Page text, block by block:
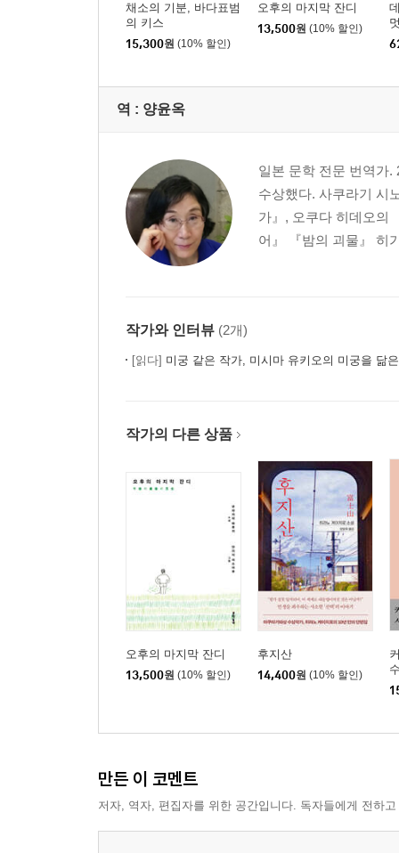
채소의 기분, 바다표범
의 키스
15,300원 (10% 할인)
오후의 마지막 잔디
13,500원 (10% 할인)
역 : 양윤옥
일본 문학 전문 번역가.
수상했다. 사쿠라기 시
가』, 오쿠다 히데오의
어』 『밤의 괴물』 히
작가와 인터뷰 (2개)
[읽다] 미궁 같은 작가, 미시마 유키오의 미궁을 닮
작가의 다른 상품
오후의 마지막 잔디
13,500원 (10% 할인)
후지산
14,400원 (10% 할인)
만든 이 코멘트
저자, 역자, 편집자를 위한 공간입니다. 독자들에게 전하